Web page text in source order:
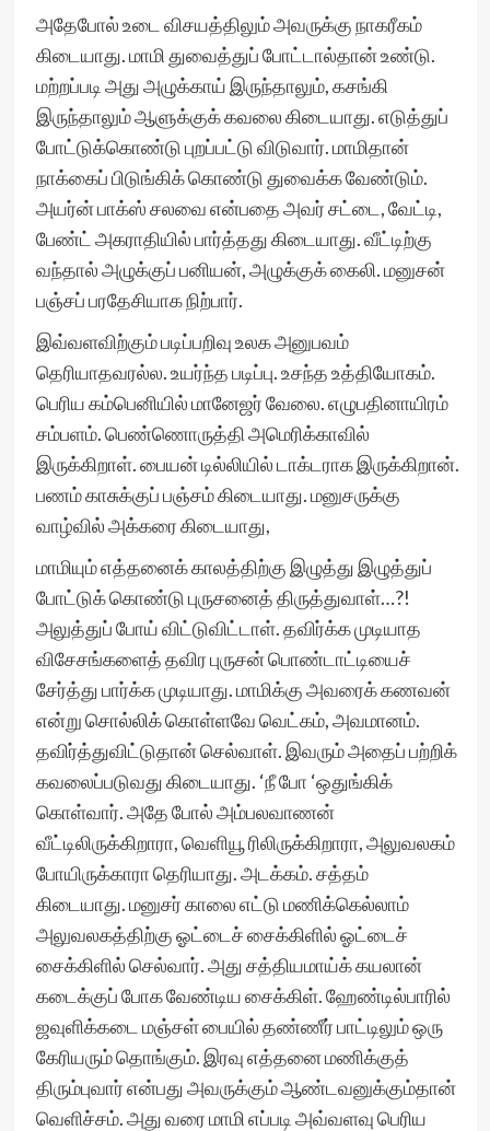
அதேபோல் உடை விசயத்திலும் அவருக்கு நாகரீகம்
கிடையாது. மாமி துவைத்துப் போட்டால்தான் உண்டு.
மற்றப்படி அது அழுக்காய் இருந்தாலும், கசங்கி
இருந்தாலும் ஆளுக்குக் கவலை கிடையாது. எடுத்துப்
போட்டுக்கொண்டு புறப்பட்டு விடுவார். மாமிதான்
நாக்கைப் பிடுங்கிக் கொண்டு துவைக்க வேண்டும்.
அயர்ன் பாக்ஸ் சலவை என்பதை அவர் சட்டை, வேட்டி,
பேண்ட் அகராதியில் பார்த்தது கிடையாது. வீட்டிற்கு
வந்தால் அழுக்குப் பனியன், அழுக்குக் கைலி. மனுசன்
பஞ்சப் பரதேசியாக நிற்பார்.
இவ்வளவிற்கும் படிப்பறிவு உலக அனுபவம்
தெரியாதவரல்ல. உயர்ந்த படிப்பு. உசந்த உத்தியோகம்.
பெரிய கம்பெனியில் மானேஜர் வேலை. எழுபதினாயிரம்
சம்பளம். பெண்ணொருத்தி அமெரிக்காவில்
இருக்கிறாள். பையன் டில்லியில் டாக்டராக இருக்கிறான்.
பணம் காசுக்குப் பஞ்சம் கிடையாது. மனுசருக்கு
வாழ்வில் அக்கரை கிடையாது,
மாமியும் எத்தனைக் காலத்திற்கு இழுத்து இழுத்துப்
போட்டுக் கொண்டு புருசனைத் திருத்துவாள்…?!
அலுத்துப் போய் விட்டுவிட்டாள். தவிர்க்க முடியாத
விசேசங்களைத் தவிர புருசன் பொண்டாட்டியைச்
சேர்த்து பார்க்க முடியாது. மாமிக்கு அவரைக் கணவன்
என்று சொல்லிக் கொள்ளவே வெட்கம், அவமானம்.
தவிர்த்துவிட்டுதான் செல்வாள். இவரும் அதைப் பற்றிக்
கவலைப்படுவது கிடையாது. ‘நீ போ ‘ஒதுங்கிக்
கொள்வார். அதே போல் அம்பலவாணன்
வீட்டிலிருக்கிறாரா, வெளியூ ரிலிருக்கிறாரா, அலுவலகம்
போயிருக்காரா தெரியாது. அடக்கம். சத்தம்
கிடையாது. மனுசர் காலை எட்டு மணிக்கெல்லாம்
அலுவலகத்திற்கு ஓட்டைச் சைக்கிளில் ஓட்டைச்
சைக்கிளில் செல்வார். அது சத்தியமாய்க் கயலான்
கடைக்குப் போக வேண்டிய சைக்கிள். ஹேண்டில்பாரில்
ஜவுளிக்கடை மஞ்சள் பையில் தண்ணீர் பாட்டிலும் ஒரு
கேரியரும் தொங்கும். இரவு எத்தனை மணிக்குத்
திரும்புவார் என்பது அவருக்கும் ஆண்டவனுக்கும்தான்
வெளிச்சம். அது வரை மாமி எப்படி அவ்வளவு பெரிய